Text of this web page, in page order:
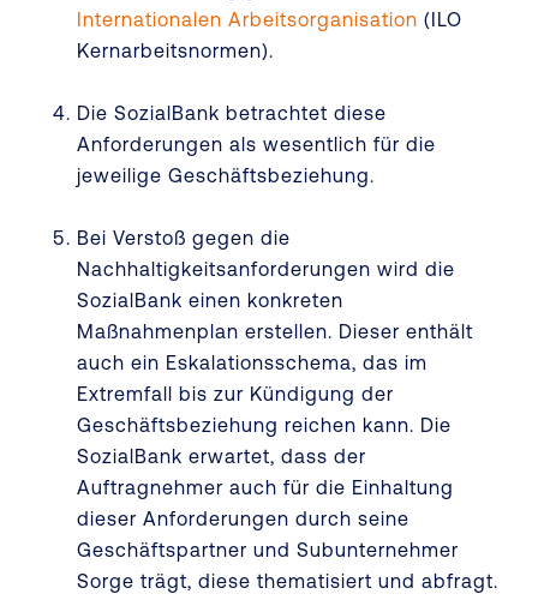
Internationalen Arbeitsorganisation (ILO
Kernarbeitsnormen).
Die SozialBank betrachtet diese
Anforderungen als wesentlich für die
jeweilige Geschäftsbeziehung.
Bei Verstoß gegen die
Nachhaltigkeitsanforderungen wird die
SozialBank einen konkreten
Maßnahmenplan erstellen. Dieser enthält
auch ein Eskalationsschema, das im
Extremfall bis zur Kündigung der
Geschäftsbeziehung reichen kann. Die
SozialBank erwartet, dass der
Auftragnehmer auch für die Einhaltung
dieser Anforderungen durch seine
Geschäftspartner und Subunternehmer
Sorge trägt, diese thematisiert und abfragt.